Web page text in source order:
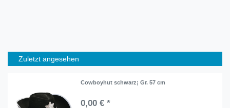
Zuletzt angesehen
Cowboyhut schwarz; Gr. 57 cm
0,00 € *